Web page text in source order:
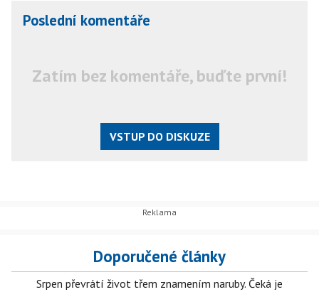
Poslední komentáře
Zatím bez komentáře, buďte první!
VSTUP DO DISKUZE
Doporučené články
Srpen převrátí život třem znamením naruby. Čeká je